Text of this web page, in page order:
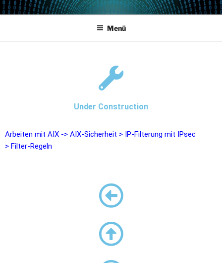
POWERCAMPUS 01
Home of the LPAR-Tool
Menü
Under Construction
Arbeiten mit AIX -> AIX-Sicherheit > IP-Filterung mit IPsec
> Filter-Regeln